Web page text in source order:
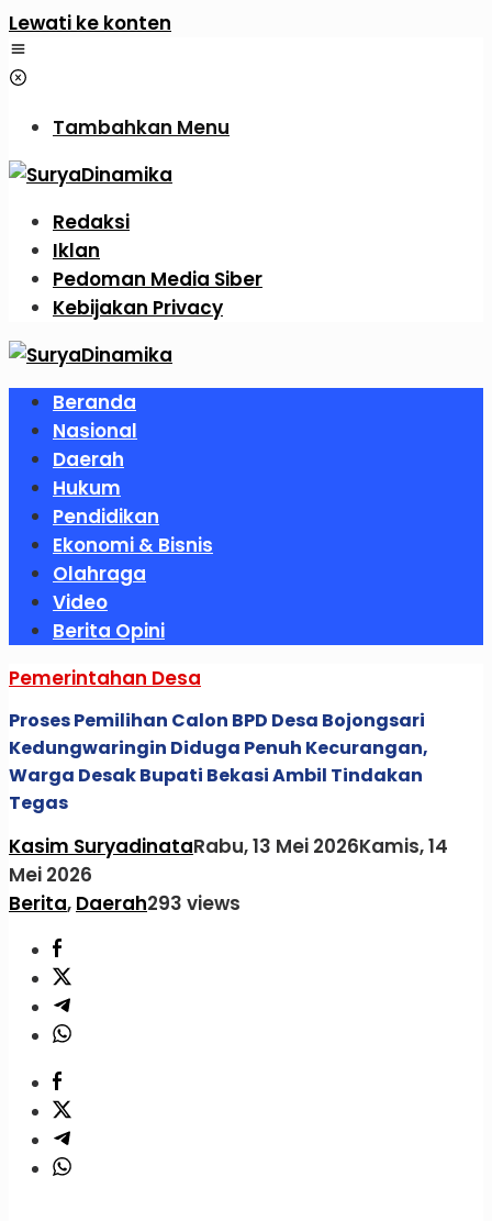
Lewati ke konten
Tambahkan Menu
Redaksi
Iklan
Pedoman Media Siber
Kebijakan Privacy
Beranda
Nasional
Daerah
Hukum
Pendidikan
Ekonomi & Bisnis
Olahraga
Video
Berita Opini
Pemerintahan Desa
Proses Pemilihan Calon BPD Desa Bojongsari
Kedungwaringin Diduga Penuh Kecurangan,
Warga Desak Bupati Bekasi Ambil Tindakan
Tegas
Kasim SuryadinataRabu, 13 Mei 2026Kamis, 14
Mei 2026
Berita, Daerah293 views